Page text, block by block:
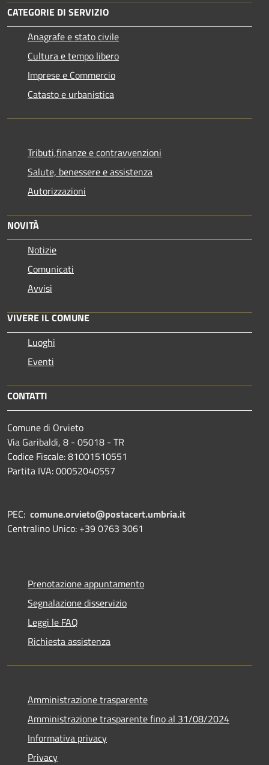
CATEGORIE DI SERVIZIO
Anagrafe e stato civile
Cultura e tempo libero
Imprese e Commercio
Catasto e urbanistica
Tributi,finanze e contravvenzioni
Salute, benessere e assistenza
Autorizzazioni
NOVITÀ
Notizie
Comunicati
Avvisi
VIVERE IL COMUNE
Luoghi
Eventi
CONTATTI
Comune di Orvieto
Via Garibaldi, 8 - 05018 - TR
Codice Fiscale: 81001510551
Partita IVA: 00052040557
PEC: comune.orvieto@postacert.umbria.it
Centralino Unico: +39 0763 3061
Prenotazione appuntamento
Segnalazione disservizio
Leggi le FAQ
Richiesta assistenza
Amministrazione trasparente
Amministrazione trasparente fino al 31/08/2024
Informativa privacy
Privacy